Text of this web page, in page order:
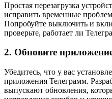
Простая перезагрузка
исправить временные
Попробуйте выключить и
проверьте, работает ли
2. Обновите
Убедитесь, что у вас
приложения Телеграмм.
выпускают обновления,